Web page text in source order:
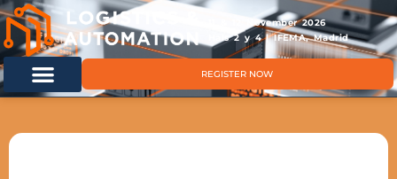
11 & 12 November 2026
Hals 2 y 4 | IFEMA, Madrid
REGISTER NOW